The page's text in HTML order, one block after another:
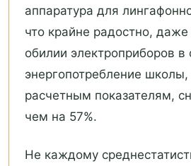
аппаратура для
что крайне радостно,
обилии электроприборов в
энергопотребление
расчетным показателям,
чем на 57%.
Не каждому